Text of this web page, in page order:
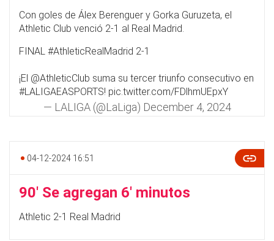
Con goles de Álex Berenguer y Gorka Guruzeta, el
Athletic Club venció 2-1 al Real Madrid.
FINAL #AthleticRealMadrid 2-1
¡El @AthleticClub suma su tercer triunfo consecutivo en
#LALIGAEASPORTS! pic.twitter.com/FDlhmUEpxY
— LALIGA (@LaLiga) December 4, 2024
04-12-2024 16:51
90' Se agregan 6' minutos
Athletic 2-1 Real Madrid